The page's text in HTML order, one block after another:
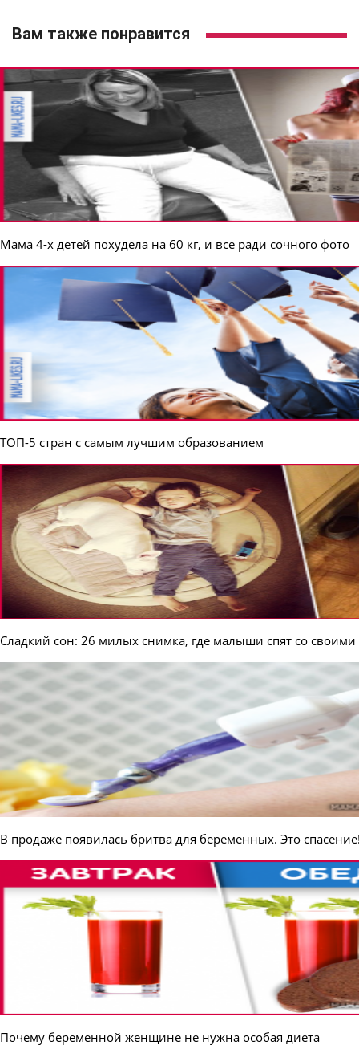
Вам также понравится
Мама 4-х детей похудела на 60 кг, и все ради сочного фото
ТОП-5 стран с самым лучшим образованием
Сладкий сон: 26 милых снимка, где малыши спят со
В продаже появилась бритва для беременных. Это
Почему беременной женщине не нужна особая диета